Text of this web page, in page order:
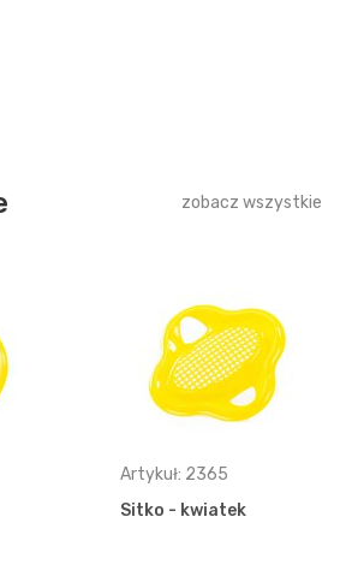
zobacz wszystkie
Artykuł: 2365
Sitko - kwiatek